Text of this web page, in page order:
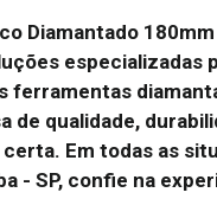
Diamantado
especializadas
ferramentas
de qualidade,
Em todas as
- SP, confie na